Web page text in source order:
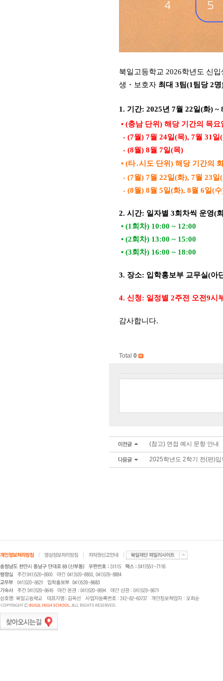
북일고등학교 2026학년도 신
생・보호자 최대 3팀(1팀당 2명
1. 기간: 2025년 7월 22일(화) ~
• (충남 단위) 해당 기간의 목요
- (7월) 7월 24일(목), 7월 31일
- (8월) 8월 7일(목)
• (타․시도 단위) 해당 기간의
- (7월) 7월 22일(화), 7월 23
- (8월) 8월 5일(화), 8월 6일(
2. 시간: 일자별 3회차씩 운영(
• (1회차) 10:00 ~ 12:00
• (2회차) 13:00 ~ 15:00
• (3회차) 16:00 ~ 18:00
3. 장소: 입학홍보부 교무실(아
4. 신청: 일정별 2주전 오전9시
감사합니다.
Total 0
(참고) 면접 예시 문항 안내
2025학년도 2학기 전(편)입